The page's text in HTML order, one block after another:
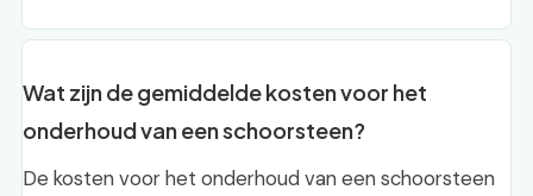
Wat zijn de gemiddelde kosten voor het
onderhoud van een schoorsteen?
De kosten voor het onderhoud van een schoorsteen